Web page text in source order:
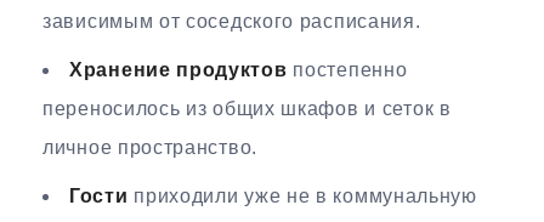
зависимым от соседского расписания.
Хранение продуктов постепенно
переносилось из общих шкафов и сеток в
личное пространство.
Гости приходили уже не в коммунальную